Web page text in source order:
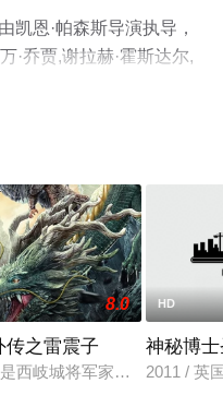
凯恩·帕森斯导演执导，
·乔贾,谢拉赫·霍斯达尔,
基塔·麦克斯韦尔,芬恩·
观看高清未删减完整版
饰）始终被同一
8.0
传之雷震子
西岐城将军家的孩子，蛮人
HD
神秘博
2011 / 英